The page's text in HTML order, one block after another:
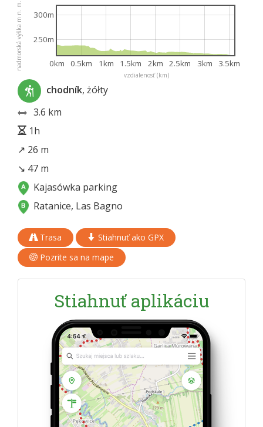
vzdialenosť (km)
nadmorská výška m n. m. 0km 0.5km 1km 1.5km 2km 2.5km 3km 3.5km
250m
300m
chodník, żółty
3.6 km
1h
↗ 26 m
↘ 47 m
Kajasówka parking
Ratanice, Las Bagno
Trasa
Stiahnuť ako GPX
Pozrite sa na mape
Stiahnuť aplikáciu